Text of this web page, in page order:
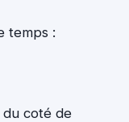
temps :
du coté de